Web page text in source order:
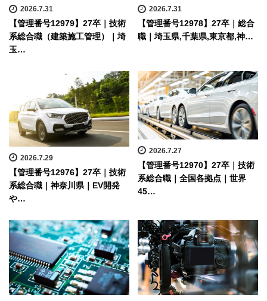
2026.7.31
【管理番号12979】27卒｜技術
系総合職（建築施工管理）｜埼
玉…
2026.7.31
【管理番号12978】27卒｜総合
職｜埼玉県,千葉県,東京都,神…
2026.7.29
【管理番号12976】27卒｜技術
系総合職｜神奈川県｜EV開発
や…
2026.7.27
【管理番号12970】27卒｜技術
系総合職｜全国各拠点｜世界
45…